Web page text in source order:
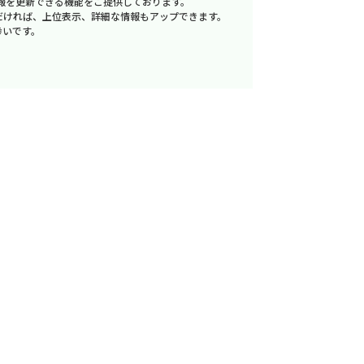
れば、上位表示、詳細な情報もアップできます。
です。